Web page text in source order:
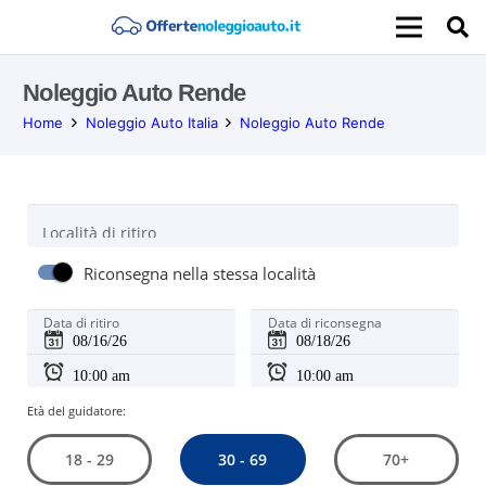
Noleggio Auto Rende
Home Noleggio Auto Italia Noleggio Auto Rende
Località di ritiro
Riconsegna nella stessa località
Data di ritiro Data di riconsegna
Età del guidatore:
18 - 29 30 - 69 70+